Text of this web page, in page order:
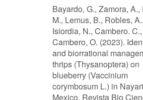
Bayardo, G., Zamora, A.,
M., Lemus, B., Robles, A.,
Isiordia, N., Cambero.
Cambero, O. (2023).
and biorrational
thrips (Thysanoptera) on
blueberry (Vaccinium
corymbosum L.) in
Mexico. Revista Bio